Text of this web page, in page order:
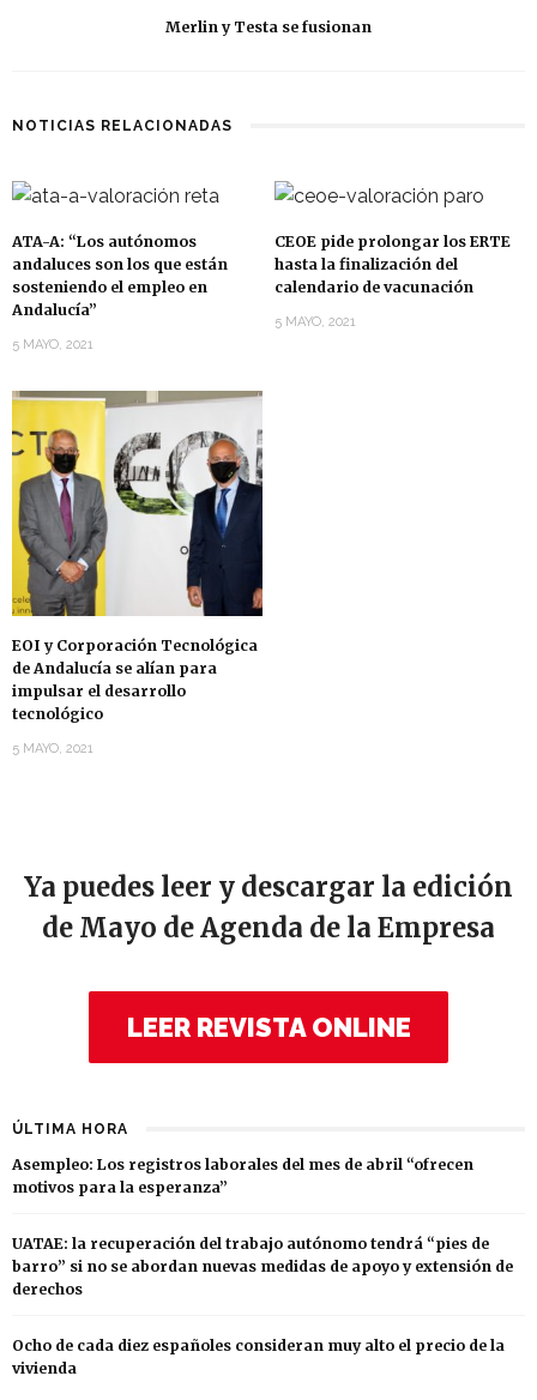
Merlin y Testa se fusionan
NOTICIAS RELACIONADAS
ATA-A: “Los autónomos
andaluces son los que están
sosteniendo el empleo en
Andalucía”
5 MAYO, 2021
CEOE pide prolongar los ERTE
hasta la finalización del
calendario de vacunación
5 MAYO, 2021
EOI y Corporación Tecnológica
de Andalucía se alían para
impulsar el desarrollo
tecnológico
5 MAYO, 2021
Ya puedes leer y descargar la edición
de Mayo de Agenda de la Empresa
LEER REVISTA ONLINE
ÚLTIMA HORA
Asempleo: Los registros laborales del mes de abril “ofrecen
motivos para la esperanza”
UATAE: la recuperación del trabajo autónomo tendrá “pies de
barro” si no se abordan nuevas medidas de apoyo y extensión de
derechos
Ocho de cada diez españoles consideran muy alto el precio de la
vivienda